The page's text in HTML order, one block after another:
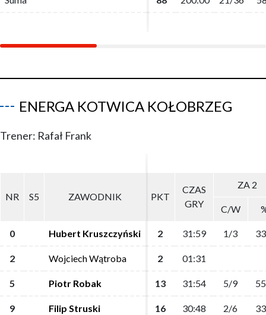
ENERGA KOTWICA KOŁOBRZEG
Trener: Rafał Frank
NR S5 ZAWODNIK PKT
CZAS
GRY
ZA 2
C/W
0 Hubert Kruszczyński 2 31:59 1/3
2 Wojciech Wątroba 2 01:31
5 Piotr Robak 13 31:54 5/9
9 Filip Struski 16 30:48 2/6
NR S5 ZAWODNIK PKT
CZAS
GRY
ZA 2
C/W
0 Hubert Kruszczyński 2 31:59 1/3
2 Wojciech Wątroba 2 01:31
5 Piotr Robak 13 31:54 5/9
9 Filip Struski 16 30:48 2/6